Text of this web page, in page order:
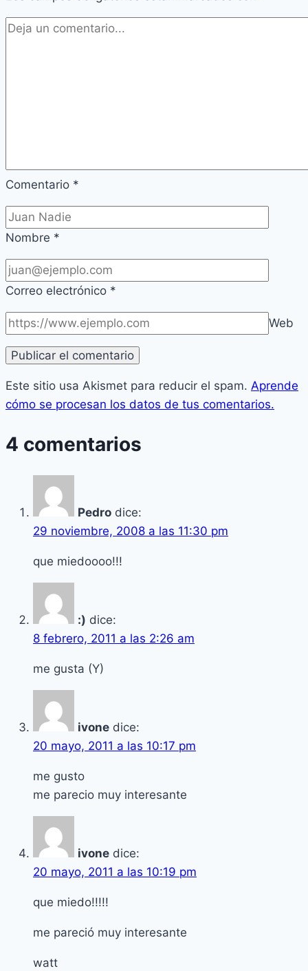
Comentario *
Nombre *
Correo electrónico *
Web
Este sitio usa Akismet para reducir el spam. Aprende
cómo se procesan los datos de tus comentarios.
4 comentarios
Pedro dice:
29 noviembre, 2008 a las 11:30 pm
que miedoooo!!!
:) dice:
8 febrero, 2011 a las 2:26 am
me gusta (Y)
ivone dice:
20 mayo, 2011 a las 10:17 pm
me gusto
me parecio muy interesante
ivone dice:
20 mayo, 2011 a las 10:19 pm
que miedo!!!!!
me pareció muy interesante
watt